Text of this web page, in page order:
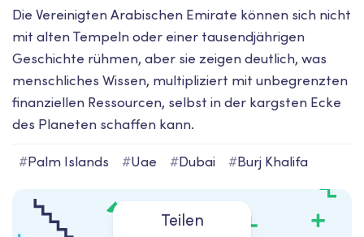
Die Vereinigten Arabischen Emirate können sich nicht
mit alten Tempeln oder einer tausendjährigen
Geschichte rühmen, aber sie zeigen deutlich, was
menschliches Wissen, multipliziert mit unbegrenzten
finanziellen Ressourcen, selbst in der kargsten Ecke
des Planeten schaffen kann.
#Palm Islands #Uae #Dubai #Burj Khalifa
Teilen